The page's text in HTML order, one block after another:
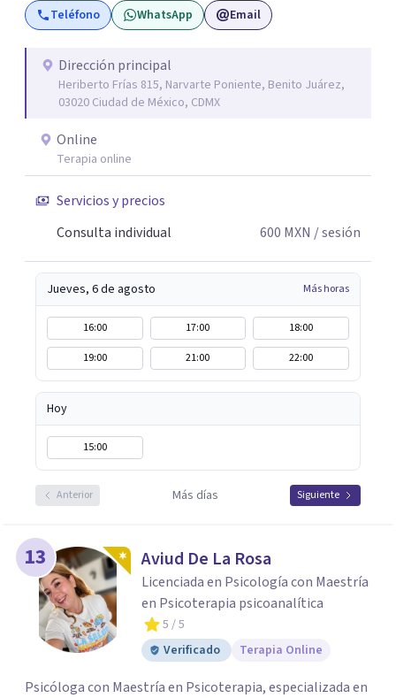
en un espacio seguro, respetuoso, confiable y
egresada de Dimensión Psicoanalítica, Licenciada en
Psicología por la UVM y Licenciada en Trabajo Social por
la UNAM. Cuento con los siguientes diplomados:
Introducción a la Lectura de Lacan: del sujeto al parletrè y
Principales aportaciones al psicoanálisis con niños y
adolescentes. Además de varios cursos y talleres, entre
ellos: Abordaje Psicológico del Duelo Infantil, El objeto
del fantasma y transferencia; Narcisismo, del mito a la
escucharte.
Teléfono WhatsApp Email
Dirección principal
Heriberto Frías 815, Narvarte Poniente, Benito Juárez,
03020 Ciudad de México, CDMX
Online
Terapia online
Servicios y precios
Consulta individual
600 MXN / sesión
Jueves, 6 de agosto Más horas
16:00 17:00
18:00
19:00
21:00 22:00
Hoy
15:00
Anterior Más días Siguiente
13 Aviud De La Rosa
Licenciada en Psicología con Maestría
en Psicoterapia psicoanalítica
5 / 5
Verificado
Terapia Online
Psicóloga con Maestría en Psicoterapia, especializada en